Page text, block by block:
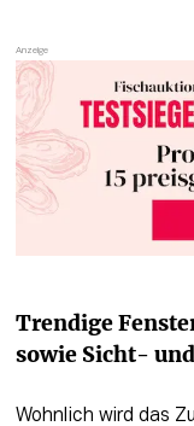
Trendige
sowie Sicht-
Wohnlich wird das